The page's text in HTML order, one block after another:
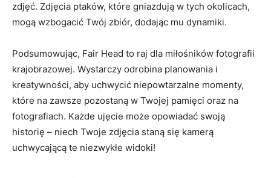
zdjęć. Zdjęcia ptaków, które gniazdują w tych okolicach,
mogą wzbogacić Twój zbiór, dodając mu dynamiki.
Podsumowując, Fair Head to raj dla miłośników fotografii
krajobrazowej. Wystarczy odrobina planowania i
kreatywności, aby uchwycić niepowtarzalne momenty,
które na zawsze pozostaną w Twojej pamięci oraz na
fotografiach. Każde ujęcie może opowiadać swoją
historię – niech Twoje zdjęcia staną się kamerą
uchwycającą te niezwykłe widoki!